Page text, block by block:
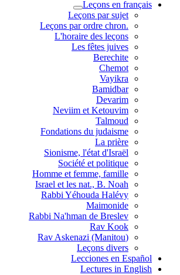
Leçons en français
Leçons par sujet
.Leçons par ordre chron
L'horaire des leçons
Les fêtes juives
Berechite
Chemot
Vayikra
Bamidbar
Devarim
Neviim et Ketouvim
Talmoud
Fondations du judaisme
La prière
Sionisme, l'état d'Israël
Société et politique
Homme et femme, famille
Israel et les nat., B. Noah
Rabbi Yéhouda Halévy
Maimonide
Rabbi Na'hman de Breslev
Rav Kook
(Rav Askenazi (Manitou
Leçons divers
Lecciones en Español
Lectures in English